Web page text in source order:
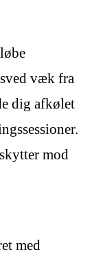
væk fra
dig afkølet
mod
med